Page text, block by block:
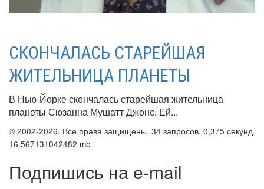
СКОНЧАЛАСЬ СТАРЕЙШАЯ
ЖИТЕЛЬНИЦА ПЛАНЕТЫ
В Нью-Йорке скончалась старейшая жительница
планеты Сюзанна Мушатт Джонс. Ей...
© 2002-2026. Все права защищены. 34 запросов. 0,375 секунд.
16.567131042482 mb
Подпишись на e-mail